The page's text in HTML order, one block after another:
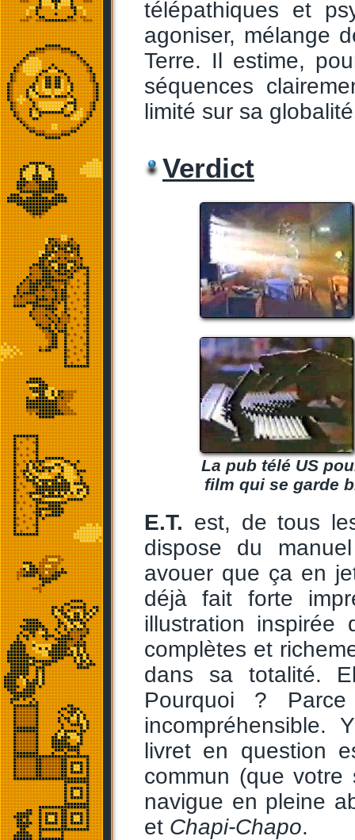
télépathiques et
agoniser, mélange
Terre. Il estime,
séquences
limité sur sa
Verdict
La pub télé US
film qui se garde
E.T. est, de tous
dispose du
avouer que ça en
déjà fait forte
illustration
complètes et
dans sa totalité.
Pourquoi ?
incompréhensible.
livret en question
commun (que votre
navigue en pleine
et Chapi-Chapo.